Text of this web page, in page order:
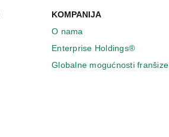
KOMPANIJA
O nama
Enterprise Holdings®
Globalne mogućnosti franšize